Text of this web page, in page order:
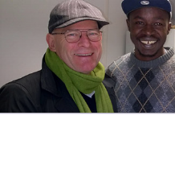
springen